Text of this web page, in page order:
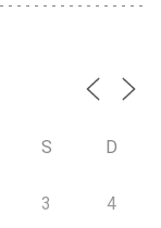
S D
3 4